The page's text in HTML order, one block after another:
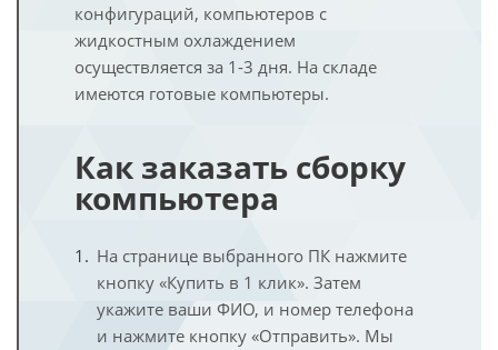
конфигураций, компьютеров с
жидкостным охлаждением
осуществляется за 1-3 дня. На складе
имеются готовые компьютеры.
Как заказать сборку
компьютера
На странице выбранного ПК нажмите
кнопку «Купить в 1 клик». Затем
укажите ваши ФИО, и номер телефона
и нажмите кнопку «Отправить». Мы